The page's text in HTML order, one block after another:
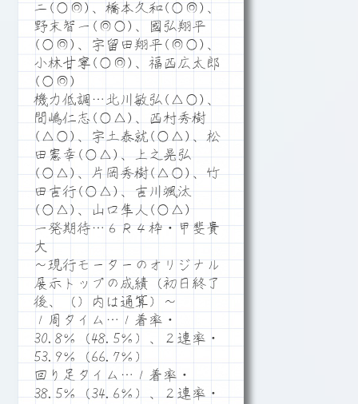
二(○◎)、橋本久和(○◎)、
野末智一(◎○)、國弘翔平
(○◎)、宇留田翔平(◎○)、
小林甘寧(○◎)、福西広太郎
(○◎)
機力低調…北川敏弘(△○)、
間嶋仁志(○△)、西村秀樹
(△○)、宇土泰就(○△)、松
田憲幸(○△)、上之晃弘
(○△)、片岡秀樹(△○)、竹
田吉行(○△)、吉川颯汰
(○△)、山口隼人(○△)
一発期待…６Ｒ４枠・甲斐貴
大
～現行モーターのオリジナル
展示トップの成績（初日終了
後、（）内は通算）～
１周タイム…１着率・
30.8％（48.5％）、２連率・
53.9％（66.7％）
回り足タイム…１着率・
38.5％（34.6％）、２連率・